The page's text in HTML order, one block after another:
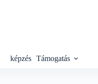
képzés Támogatás